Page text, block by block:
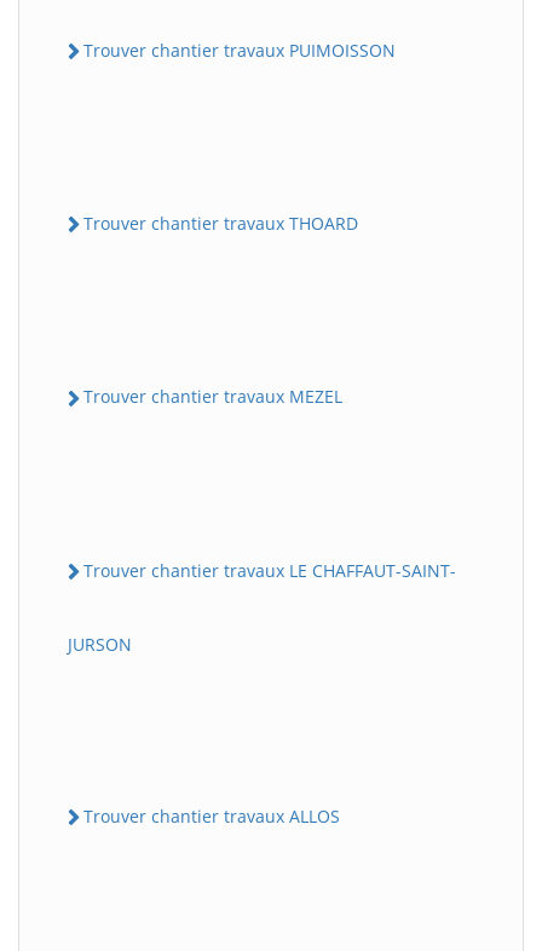
Trouver chantier travaux PUIMOISSON
Trouver chantier travaux THOARD
Trouver chantier travaux MEZEL
Trouver chantier travaux LE CHAFFAUT-SAINT-
JURSON
Trouver chantier travaux ALLOS